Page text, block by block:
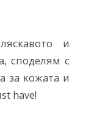
и
споделям с
за кожата и
have!